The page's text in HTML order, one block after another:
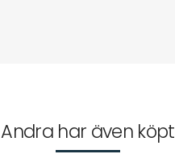
Andra har även köpt